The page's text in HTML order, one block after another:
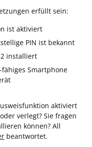
erfüllt sein:
ist aktiviert
PIN ist bekannt
installiert
Smartphone
aktiviert
verlegt? Sie fragen
können? All
beantwortet.